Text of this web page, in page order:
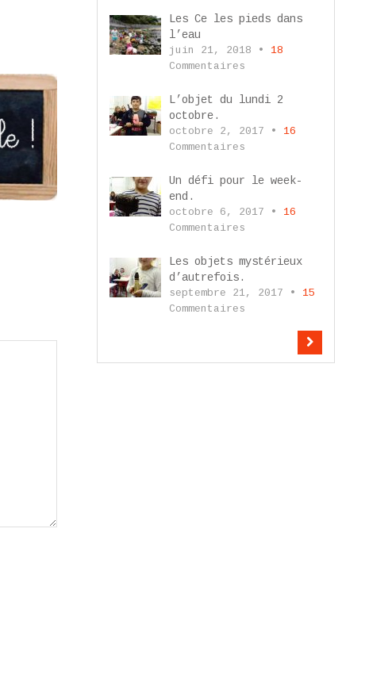
Les Ce les pieds dans
l’eau
juin 21, 2018 • 18
Commentaires
L’objet du lundi 2
octobre.
octobre 2, 2017 • 16
Commentaires
Un défi pour le week-
end.
octobre 6, 2017 • 16
Commentaires
Les objets mystérieux
d’autrefois.
septembre 21, 2017 • 15
Commentaires